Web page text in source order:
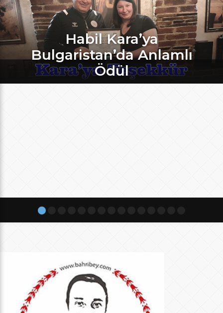
Habil Kara’ya
Bulgaristan’da Anlamlı
Ödül